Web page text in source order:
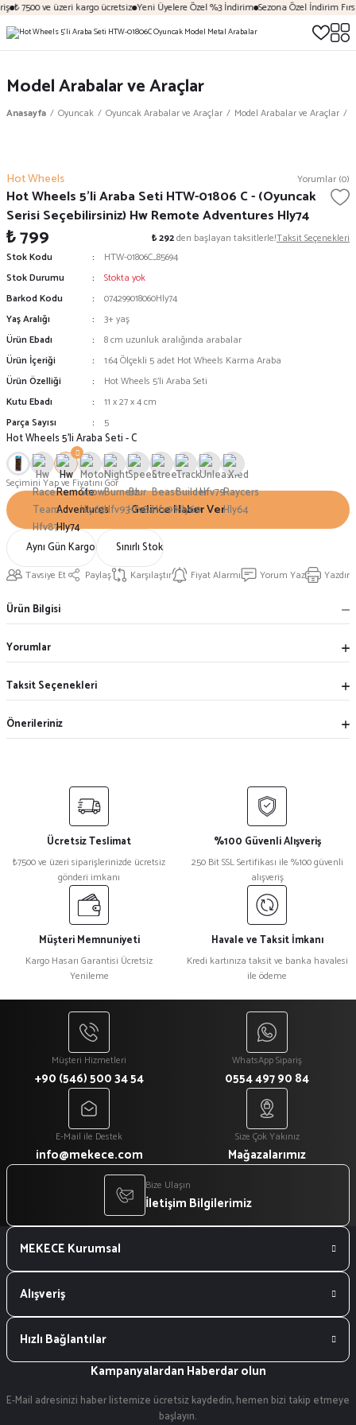
₺ 7500 ve üzeri kargo ücretsiz Yeni Üyelere Özel %3 İndirim Sezona Özel İndirim
Model Arabalar ve Araçlar
Anasayfa Oyuncak Oyuncak Arabalar ve Araçlar Model Arabalar ve Araçlar
Hot Wheels Yorumlar (0)
Hot Wheels 5'li Araba Seti HTW-01806 C - (Oyuncak
Serisi Seçebilirsiniz) Hw Remote Adventures Hly74
₺ 799 ₺ 292den başlayan taksitlerle!Taksit Seçenekleri
Stok Kodu
HTW-01806C_85694
Stok Durumu
Stokta yok
Barkod Kodu
074299018060Hly74
Yaş Aralığı
3+ yaş
Ürün Ebadı
8 cm uzunluk aralığında arabalar
Ürün İçeriği
1:64 Ölçekli 5 adet Hot Wheels Karma Araba
Ürün Özelliği
Hot Wheels 5'li Araba Seti
Kutu Ebadı
11 x 27 x 4 cm
Parça Sayısı
5
Hot Wheels 5'li Araba Seti - C
Seçimini Yap ve Fiyatını Gör
Gelince Haber Ver
Aynı Gün Kargo Sınırlı Stok
Tavsiye Et Paylaş Karşılaştır Fiyat Alarmı Yorum Yaz Yazdır
Ürün Bilgisi
Yorumlar
Taksit Seçenekleri
Önerileriniz
Ücretsiz Teslimat
₺7500 ve üzeri siparişlerinizde ücretsiz
gönderi imkanı
%100 Güvenli Alışveriş
250 Bit SSL Sertifikası ile %100 güvenli
alışveriş
Müşteri Memnuniyeti
Kargo Hasarı Garantisi Ücretsiz
Yenileme
Havale ve Taksit İmkanı
Kredi kartınıza taksit ve banka havalesi
ile ödeme
Müşteri Hizmetleri
+90 (546) 500 34 54
WhatsApp Sipariş
0554 497 90 84
E-Mail ile Destek
info@mekece.com
Size Çok Yakınız
Mağazalarımız
Bize Ulaşın
İletişim Bilgilerimiz
MEKECE Kurumsal
Alışveriş
Hızlı Bağlantılar
Kampanyalardan Haberdar olun
E-Mail adresinizi haber listemize ücretsiz kaydedin, hemen bizi takip etmeye
başlayın.